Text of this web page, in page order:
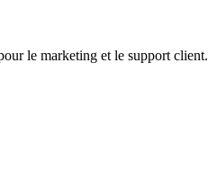
le marketing et le support client.